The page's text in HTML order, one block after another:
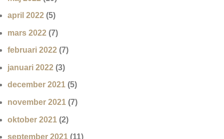
april 2022 (5)
mars 2022 (7)
februari 2022 (7)
januari 2022 (3)
december 2021 (5)
november 2021 (7)
oktober 2021 (2)
september 2021 (11)